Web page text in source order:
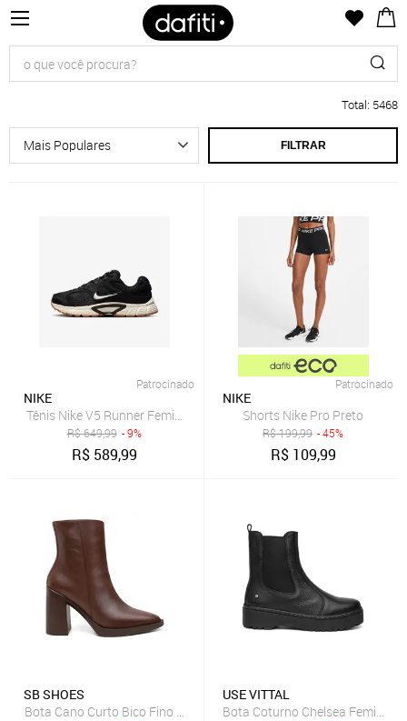
Total: 5468
FILTRAR
Patrocinado
NIKE
Tênis Nike V5 Runner Feminino
R$649,99 - 9%
R$ 589,99
Patrocinado
NIKE
Shorts Nike Pro Preto
R$199,99 - 45%
R$ 109,99
SB SHOES
Bota Cano Curto Bico Fino Classica SB Shoes BF100 Chocolate
USE VITTAL
Bota Coturno Chelsea